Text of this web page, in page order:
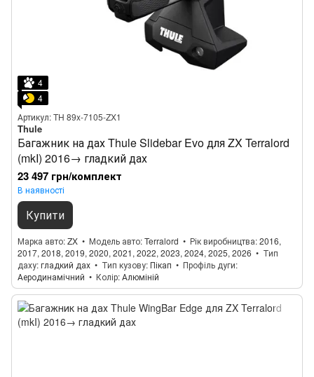
4
4
Артикул: TH 89x-7105-ZX1
Thule
Багажник на дах Thule Slidebar Evo для ZX Terralord
(mkI) 2016→ гладкий дах
23 497 грн/комплект
В наявності
Купити
Марка авто ZX Модель авто Terralord Рік виробництва 2016,
2017, 2018, 2019, 2020, 2021, 2022, 2023, 2024, 2025, 2026
Тип
даху гладкий дах Тип кузову Пікап
Профіль дуги
Аеродинамічний
Колір Алюміній